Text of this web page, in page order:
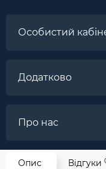
Опис Відгуки
Особистий
Додатково
Про нас